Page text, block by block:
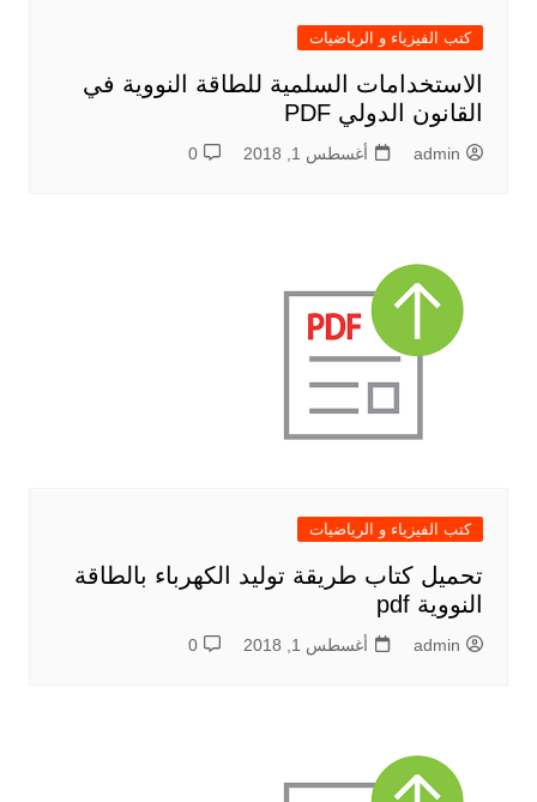
كتب الفيزياء و الرياضيات
الاستخدامات السلمية للطاقة النووية في
القانون الدولي PDF
admin أغسطس 1, 2018 0
كتب الفيزياء و الرياضيات
تحميل كتاب طريقة توليد الكهرباء بالطاقة
النووية pdf
admin أغسطس 1, 2018 0